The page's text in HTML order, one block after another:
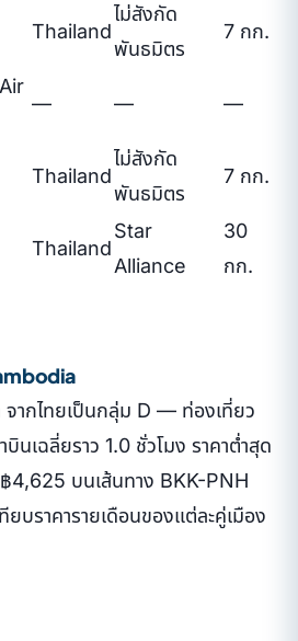
Thailand
ไม่สังกัด
พันธมิตร
7 กก.
— — —
Thailand
ไม่สังกัด
พันธมิตร
7 กก.
Thailand
Star
Alliance
30
กก.
จากไทยเป็นกลุ่ม D — ท่องเที่ยว
บินเฉลี่ยราว 1.0 ชั่วโมง ราคาต่ำสุด
฿4,625 บนเส้นทาง BKK-PNH
บราคารายเดือนของแต่ละคู่เมือง